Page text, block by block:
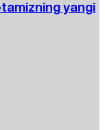
yangi